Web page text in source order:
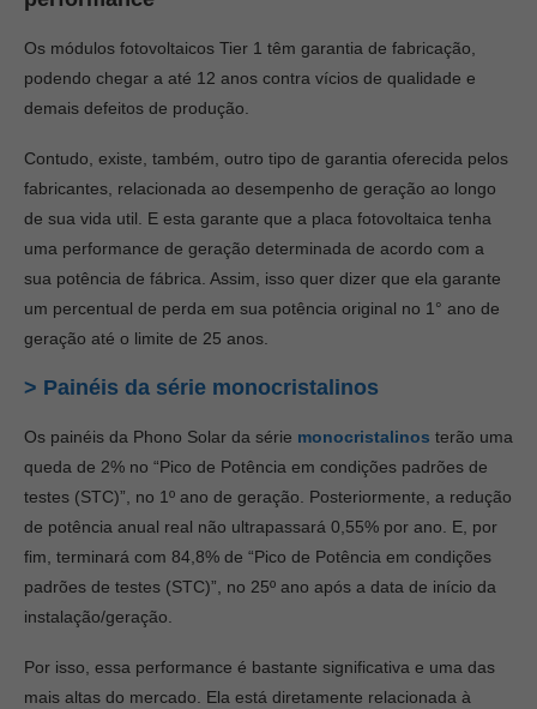
Os módulos fotovoltaicos Tier 1 têm garantia de fabricação,
podendo chegar a até 12 anos contra vícios de qualidade e
demais defeitos de produção.
Contudo, existe, também, outro tipo de garantia oferecida pelos
fabricantes, relacionada ao desempenho de geração ao longo
de sua vida util. E esta garante que a placa fotovoltaica tenha
uma performance de geração determinada de acordo com a
sua potência de fábrica. Assim, isso quer dizer que ela garante
um percentual de perda em sua potência original no 1° ano de
geração até o limite de 25 anos.
> Painéis da série monocristalinos
Os painéis da Phono Solar da série monocristalinos terão uma
queda de 2% no “Pico de Potência em condições padrões de
testes (STC)”, no 1º ano de geração. Posteriormente, a redução
de potência anual real não ultrapassará 0,55% por ano. E, por
fim, terminará com 84,8% de “Pico de Potência em condições
padrões de testes (STC)”, no 25º ano após a data de início da
instalação/geração.
Por isso, essa performance é bastante significativa e uma das
mais altas do mercado. Ela está diretamente relacionada à